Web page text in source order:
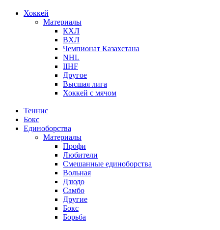
Хоккей
Материалы
КХЛ
ВХЛ
Чемпионат Казахстана
NHL
IIHF
Другое
Высшая лига
Хоккей с мячом
Теннис
Бокс
Единоборства
Материалы
Профи
Любители
Смешанные единоборства
Вольная
Дзюдо
Самбо
Другие
Бокс
Борьба